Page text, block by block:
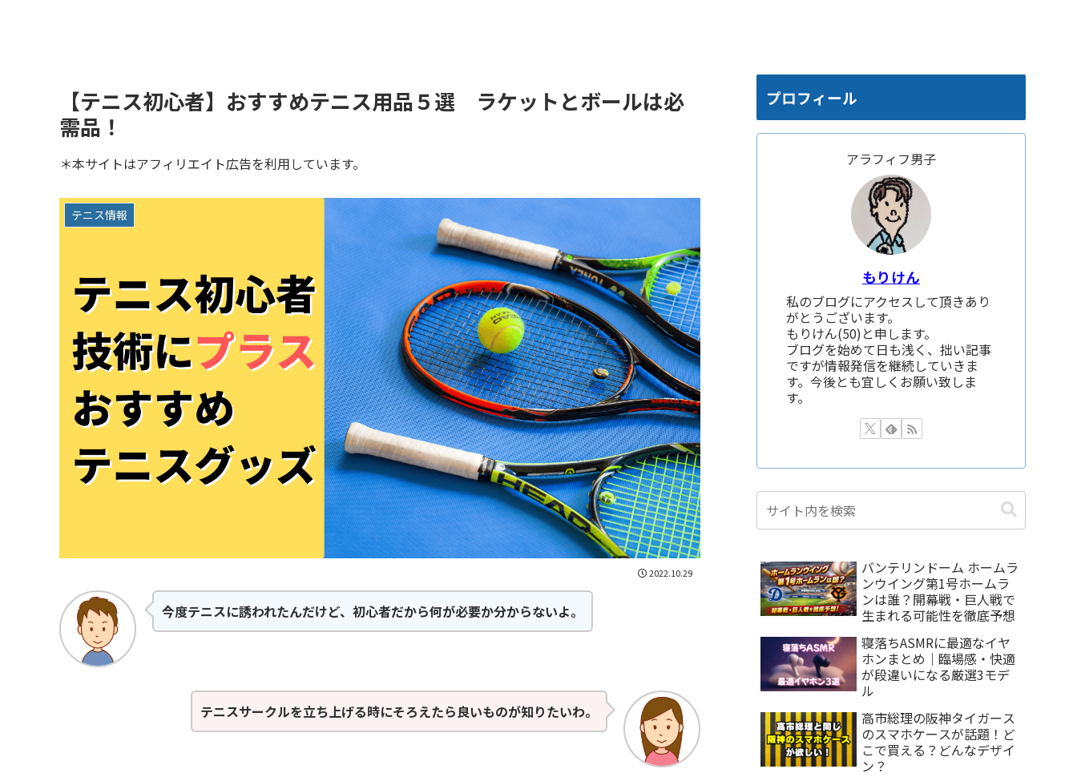
【テニス初心者】おすすめテニス用品５選 ラケットとボールは必
需品！
＊本サイトはアフィリエイト広告を利用しています。
テニス情報
2022.10.29
今度テニスに誘われたんだけど、初心者だから何が必要か分からないよ。
テニスサークルを立ち上げる時にそろえたら良いものが知りたいわ。
プロフィール
アラフィフ男子
もりけん
私のブログにアクセスして頂きあり
がとうございます。
もりけん(50)と申します。
ブログを始めて日も浅く、拙い記事
ですが情報発信を継続していきま
す。今後とも宜しくお願い致しま
す。
バンテリンドーム ホームラ
ンウイング第1号ホームラ
ンは誰？開幕戦・巨人戦で
生まれる可能性を徹底予想
寝落ちASMRに最適なイヤ
ホンまとめ｜臨場感・快適
が段違いになる厳選3モデ
ル
高市総理の阪神タイガース
のスマホケースが話題！ど
こで買える？どんなデザイ
ン？